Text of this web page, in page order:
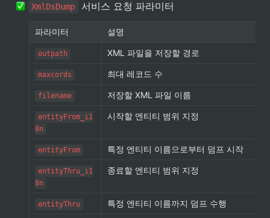
XmlDsDump 서비스 요청 파라미터
파라미터 설명
outpath XML 파일을 저장할 경로
maxcords 최대 레코드 수
filename 저장할 XML 파일 이름
entityFrom_i1
8n
시작할 엔티티 범위 지정
entityFrom 특정 엔티티 이름으로부터 덤프 시작
entityThru_i1
8n
종료할 엔티티 범위 지정
entityThru 특정 엔티티 이름까지 덤프 수행